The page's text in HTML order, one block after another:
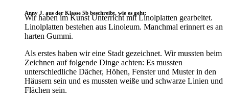
Anny J. aus der Klasse 5b beschreibt, wie es geht:
Wir haben im Kunst Unterricht mit Linolplatten gearbeitet.
Linolplatten bestehen aus Linoleum. Manchmal erinnert es an
harten Gummi.
Als erstes haben wir eine Stadt gezeichnet. Wir mussten beim
Zeichnen auf folgende Dinge achten: Es mussten
unterschiedliche Dächer, Höhen, Fenster und Muster in den
Häusern sein und es mussten weiße und schwarze Linien und
Flächen sein.